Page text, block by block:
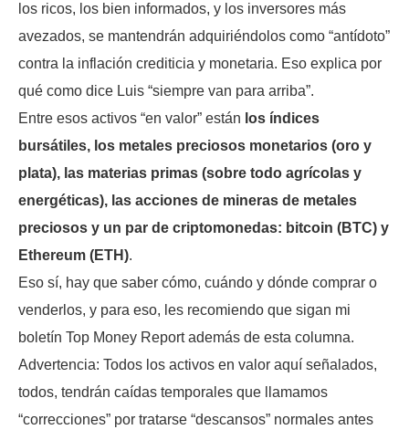
los ricos, los bien informados, y los inversores más
avezados, se mantendrán adquiriéndolos como “antídoto”
contra la inflación crediticia y monetaria. Eso explica por
qué como dice Luis “siempre van para arriba”.
Entre esos activos “en valor” están los índices
bursátiles, los metales preciosos monetarios (oro y
plata), las materias primas (sobre todo agrícolas y
energéticas), las acciones de mineras de metales
preciosos y un par de criptomonedas: bitcoin (BTC) y
Ethereum (ETH).
Eso sí, hay que saber cómo, cuándo y dónde comprar o
venderlos, y para eso, les recomiendo que sigan mi
boletín Top Money Report además de esta columna.
Advertencia: Todos los activos en valor aquí señalados,
todos, tendrán caídas temporales que llamamos
“correcciones” por tratarse “descansos” normales antes